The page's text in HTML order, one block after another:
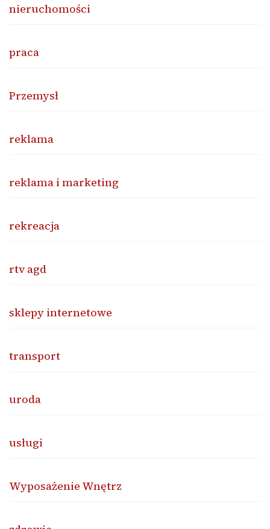
nieruchomości
praca
Przemysł
reklama
reklama i marketing
rekreacja
rtv agd
sklepy internetowe
transport
uroda
usługi
Wyposażenie Wnętrz